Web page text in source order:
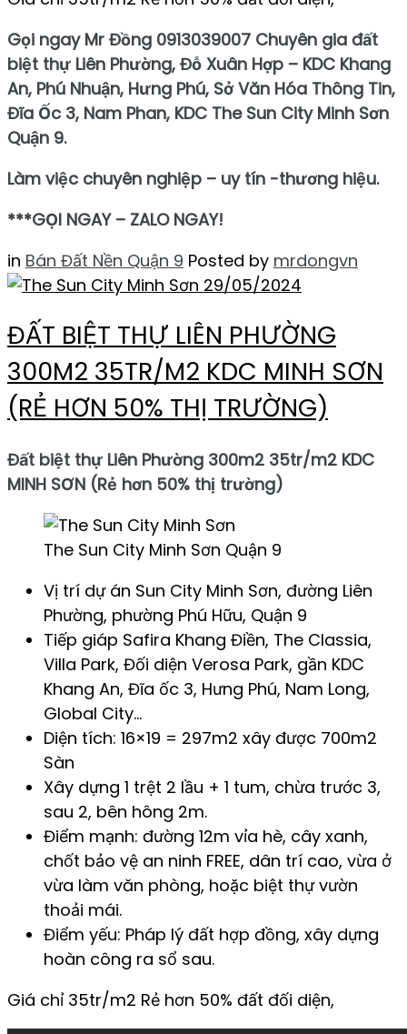
Gọi ngay Mr Đồng 0913039007 Chuyên gia đất
biệt thự Liên Phường, Đỗ Xuân Hợp – KDC Khang
An, Phú Nhuận, Hưng Phú, Sở Văn Hóa Thông Tin,
Đĩa Ốc 3, Nam Phan, KDC The Sun City Minh Sơn
Quận 9.
Làm việc chuyên nghiệp – uy tín -thương hiệu.
***GỌI NGAY – ZALO NGAY!
in Bán Đất Nền Quận 9 Posted by mrdongvn
29/05/2024
ĐẤT BIỆT THỰ LIÊN PHƯỜNG
300M2 35TR/M2 KDC MINH SƠN
(RẺ HƠN 50% THỊ TRƯỜNG)
Đất biệt thự Liên Phường 300m2 35tr/m2 KDC
MINH SƠN (Rẻ hơn 50% thị trường)
The Sun City Minh Sơn Quận 9
Vị trí dự án Sun City Minh Sơn, đường Liên
Phường, phường Phú Hữu, Quận 9
Tiếp giáp Safira Khang Điền, The Classia,
Villa Park, Đối diện Verosa Park, gần KDC
Khang An, Đĩa ốc 3, Hưng Phú, Nam Long,
Global City…
Diện tích: 16×19 = 297m2 xây được 700m2
Sàn
Xây dựng 1 trệt 2 lầu + 1 tum, chừa trước 3,
sau 2, bên hông 2m.
Điểm mạnh: đường 12m vỉa hè, cây xanh,
chốt bảo vệ an ninh FREE, dân trí cao, vừa ở
vừa làm văn phòng, hoặc biệt thự vườn
thoải mái.
Điểm yếu: Pháp lý đất hợp đồng, xây dựng
hoàn công ra sổ sau.
Giá chỉ 35tr/m2 Rẻ hơn 50% đất đối diện,